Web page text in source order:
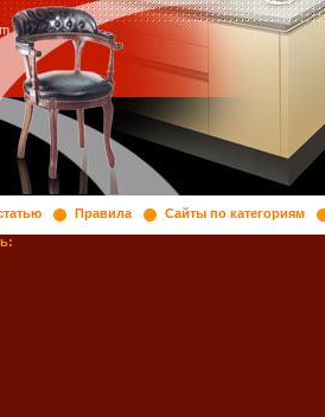
Правила Сайты по категориям